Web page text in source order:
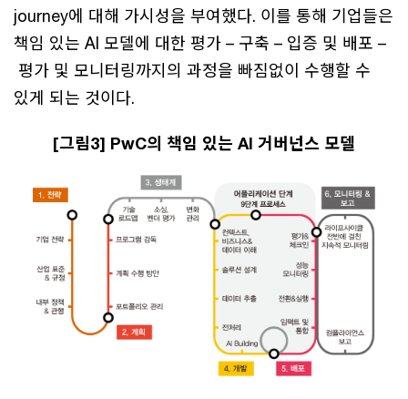
journey에 대해 가시성을 부여했다. 이를 통해 기업들은
책임 있는 AI 모델에 대한 평가 – 구축 – 입증 및 배포 –
평가 및 모니터링까지의 과정을 빠짐없이 수행할 수
있게 되는 것이다.
[그림3] PwC의 책임 있는 AI 거버넌스 모델